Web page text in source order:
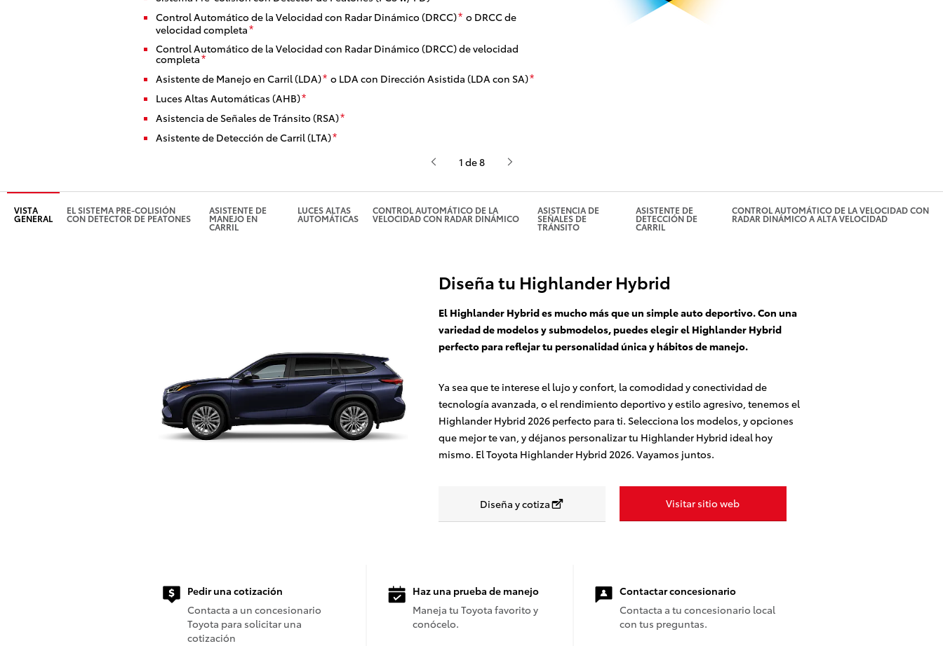
Control Automático de la Velocidad con Radar Dinámico (DRCC)* o DRCC de
velocidad completa*
Control Automático de la Velocidad con Radar Dinámico (DRCC) de velocidad
completa*
Asistente de Manejo en Carril (LDA)* o LDA con Dirección Asistida (LDA con SA)*
Luces Altas Automáticas (AHB)*
Asistencia de Señales de Tránsito (RSA)*
Asistente de Detección de Carril (LTA)*
1 de 8
VISTA
GENERAL
EL SISTEMA PRE-COLISIÓN
CON DETECTOR DE PEATONES
ASISTENTE DE
MANEJO EN
CARRIL
LUCES ALTAS
AUTOMÁTICAS
CONTROL AUTOMÁTICO DE LA
VELOCIDAD CON RADAR DINÁMICO
ASISTENCIA DE
SEÑALES DE
TRÁNSITO
ASISTENTE DE
DETECCIÓN DE
CARRIL
CONTROL AUTOMÁTICO DE LA VELOCIDAD CON
RADAR DINÁMICO A ALTA VELOCIDAD
Diseña tu Highlander Hybrid
El Highlander Hybrid es mucho más que un simple auto deportivo. Con una
variedad de modelos y submodelos, puedes elegir el Highlander Hybrid
perfecto para reflejar tu personalidad única y hábitos de manejo.
Ya sea que te interese el lujo y confort, la comodidad y conectividad de
tecnología avanzada, o el rendimiento deportivo y estilo agresivo, tenemos el
Highlander Hybrid 2026 perfecto para ti. Selecciona los modelos, y opciones
que mejor te van, y déjanos personalizar tu Highlander Hybrid ideal hoy
mismo. El Toyota Highlander Hybrid 2026. Vayamos juntos.
Diseña y cotiza Visitar sitio web
Pedir una cotización
Contacta a un concesionario
Toyota para solicitar una
cotización
Haz una prueba de manejo
Maneja tu Toyota favorito y
conócelo.
Contactar concesionario
Contacta a tu concesionario local
con tus preguntas.